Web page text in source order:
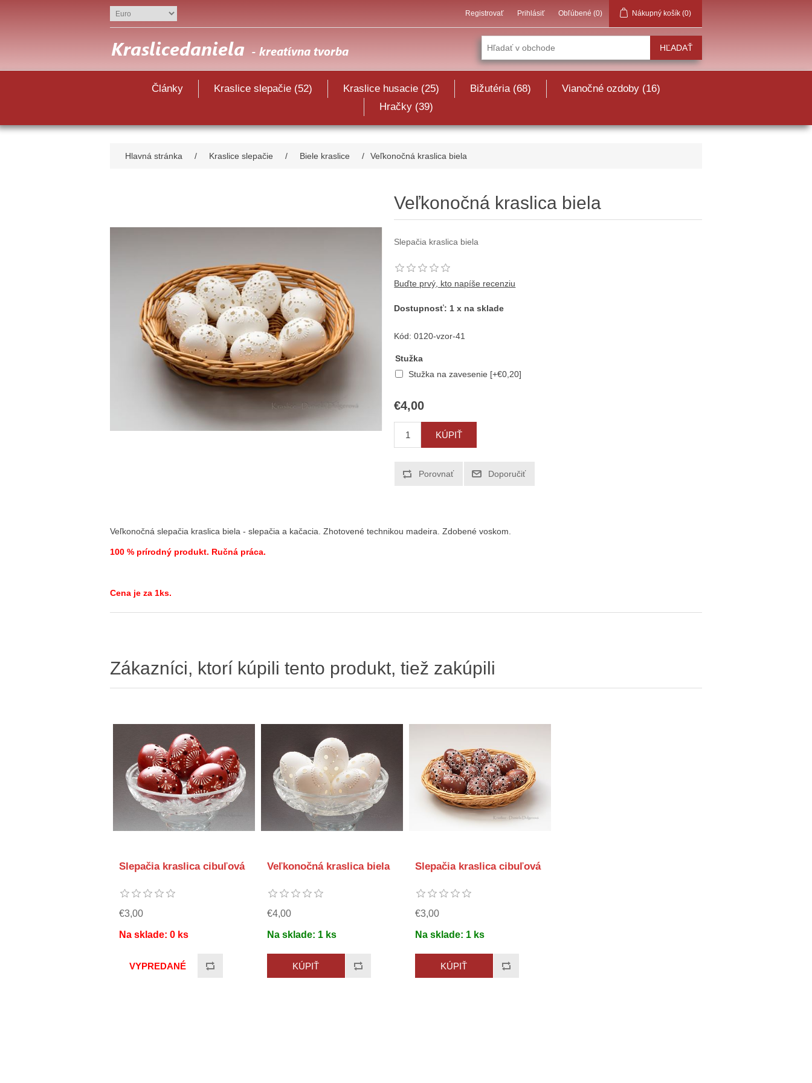
Registrovať Prihlásiť Obľúbené (0) Nákupný košík (0)
Články Kraslice slepačie (52) Kraslice husacie (25) Bižutéria (68)
Vianočné ozdoby (16)
Hračky (39)
Hlavná stránka / Kraslice slepačie / Biele kraslice / Veľkonočná kraslica biela
Veľkonočná kraslica biela
Slepačia kraslica biela
Buďte prvý, kto napíše recenziu
Dostupnosť: 1 x na sklade
Kód: 0120-vzor-41
Stužka
Stužka na zavesenie [+€0,20]
€4,00
Veľkonočná slepačia kraslica biela - slepačia a kačacia. Zhotovené technikou madeira. Zdobené voskom.
100 % prírodný produkt. Ručná práca.
Cena je za 1ks.
Zákazníci, ktorí kúpili tento produkt, tiež zakúpili
Slepačia kraslica cibuľová
€3,00
Na sklade: 0 ks
Veľkonočná kraslica biela
€4,00
Na sklade: 1 ks
Slepačia kraslica cibuľová
€3,00
Na sklade: 1 ks